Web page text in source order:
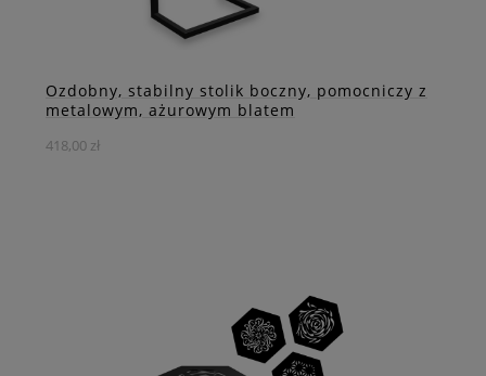
ZOBACZ WIĘCEJ
Ozdobny, stabilny stolik boczny, pomocniczy z
metalowym, ażurowym blatem
418,00 zł
Niebanalny stolik pomocniczy, który nie tylko umili
odpoczynek ale doda uroku i charakteru Twojej